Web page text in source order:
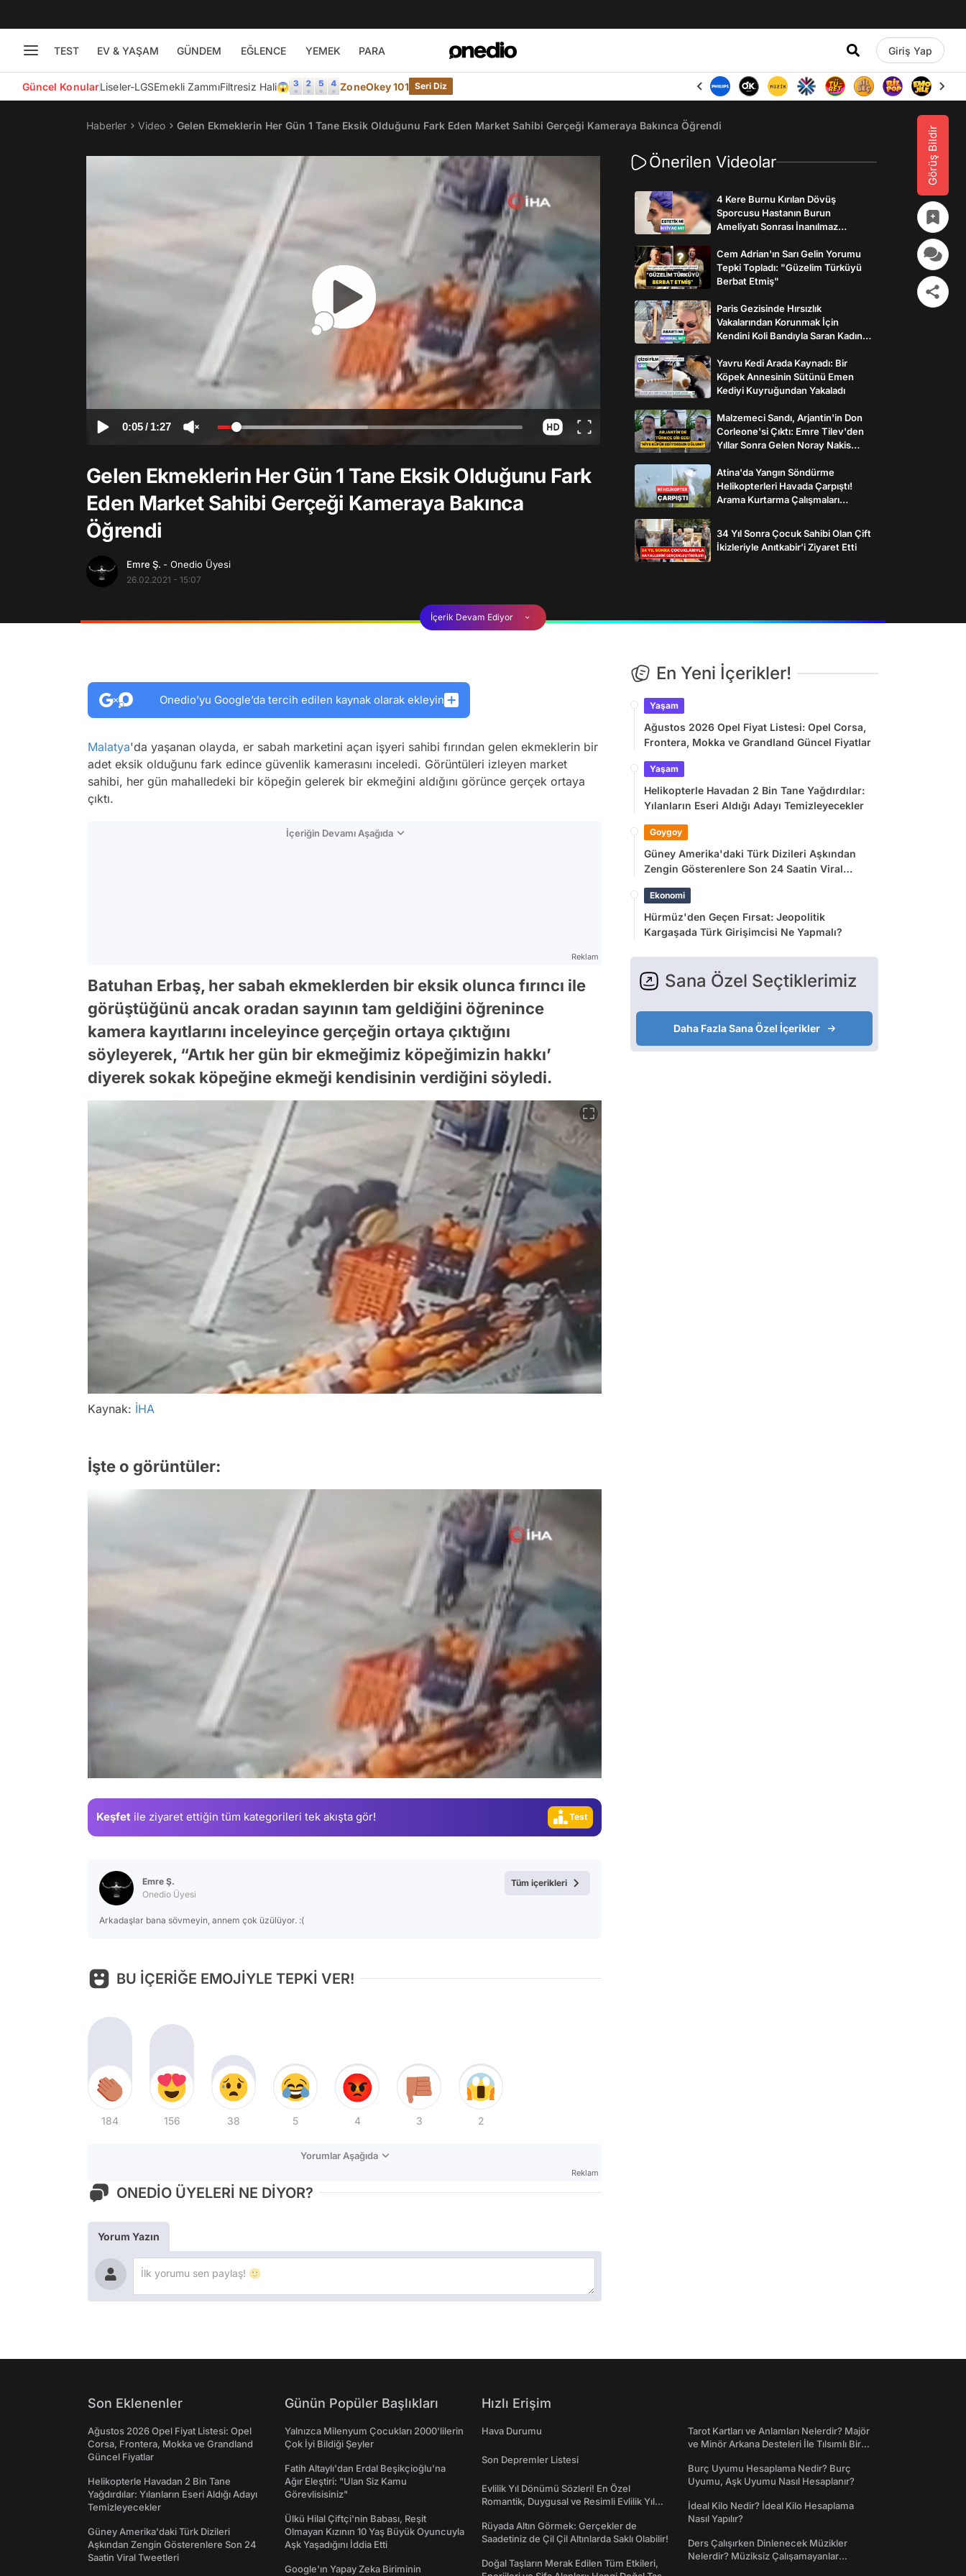
TEST EV & YAŞAM GÜNDEM EĞLENCE YEMEK PARA Giriş Yap
Güncel KonularLiseler-LGSEmekli ZammıFiltresiz Hali😱 ZoneOkey 101 Seri Diz
Görüş Bildir
Haberler Video Gelen Ekmeklerin Her Gün 1 Tane Eksik Olduğunu Fark Eden Market Sahibi Gerçeği Kameraya Bakınca Öğrendi
0:05/ 1:27
Gelen Ekmeklerin Her Gün 1 Tane Eksik Olduğunu Fark
Eden Market Sahibi Gerçeği Kameraya Bakınca
Öğrendi
Emre Ş. - Onedio Üyesi
26.02.2021 - 15:07
Önerilen Videolar
4 Kere Burnu Kırılan Dövüş
Sporcusu Hastanın Burun
Ameliyatı Sonrası İnanılmaz
Cem Adrian'ın Sarı Gelin Yorumu
Tepki Topladı: "Güzelim Türküyü
Berbat Etmiş"
Paris Gezisinde Hırsızlık
Vakalarından Korunmak İçin
Kendini Koli Bandıyla Saran Kadının
Yavru Kedi Arada Kaynadı: Bir
Köpek Annesinin Sütünü Emen
Kediyi Kuyruğundan Yakaladı
Malzemeci Sandı, Arjantin'in Don
Corleone'si Çıktı: Emre Tilev'den
Yıllar Sonra Gelen Noray Nakis
Atina'da Yangın Söndürme
Helikopterleri Havada Çarpıştı!
Arama Kurtarma Çalışmaları
34 Yıl Sonra Çocuk Sahibi Olan Çift
İkizleriyle Anıtkabir’i Ziyaret Etti
İçerik Devam Ediyor
Onedio’yu Google’da tercih edilen kaynak olarak ekleyin
Malatya'da yaşanan olayda, er sabah marketini açan işyeri sahibi fırından gelen ekmeklerin bir
adet eksik olduğunu fark edince güvenlik kamerasını inceledi. Görüntüleri izleyen market
sahibi, her gün mahalledeki bir köpeğin gelerek bir ekmeğini aldığını görünce gerçek ortaya
çıktı.
İçeriğin Devamı Aşağıda
Reklam
Batuhan Erbaş, her sabah ekmeklerden bir eksik olunca fırıncı ile
görüştüğünü ancak oradan sayının tam geldiğini öğrenince
kamera kayıtlarını inceleyince gerçeğin ortaya çıktığını
söyleyerek, “Artık her gün bir ekmeğimiz köpeğimizin hakkı’
diyerek sokak köpeğine ekmeği kendisinin verdiğini söyledi.
Kaynak: İHA
İşte o görüntüler:
Keşfet ile ziyaret ettiğin tüm kategorileri tek akışta gör!
Test
Gündem
Video
Emre Ş.
Onedio Üyesi
Arkadaşlar bana sövmeyin, annem çok üzülüyor. :(
Tüm içerikleri
BU İÇERİĞE EMOJİYLE TEPKİ VER!
184 156 38 5 4 3 2
Yorumlar Aşağıda
Reklam
ONEDİO ÜYELERİ NE DİYOR?
Yorum Yazın
En Yeni İçerikler!
Yaşam
Ağustos 2026 Opel Fiyat Listesi: Opel Corsa,
Frontera, Mokka ve Grandland Güncel Fiyatlar
Yaşam
Helikopterle Havadan 2 Bin Tane Yağdırdılar:
Yılanların Eseri Aldığı Adayı Temizleyecekler
Goygoy
Güney Amerika'daki Türk Dizileri Aşkından
Zengin Gösterenlere Son 24 Saatin Viral
Ekonomi
Hürmüz'den Geçen Fırsat: Jeopolitik
Kargaşada Türk Girişimcisi Ne Yapmalı?
Sana Özel Seçtiklerimiz
Daha Fazla Sana Özel İçerikler
Son Eklenenler
Ağustos 2026 Opel Fiyat Listesi: Opel
Corsa, Frontera, Mokka ve Grandland
Güncel Fiyatlar
Helikopterle Havadan 2 Bin Tane
Yağdırdılar: Yılanların Eseri Aldığı Adayı
Temizleyecekler
Güney Amerika'daki Türk Dizileri
Aşkından Zengin Gösterenlere Son 24
Saatin Viral Tweetleri
Günün Popüler Başlıkları
Yalnızca Milenyum Çocukları 2000'lilerin
Çok İyi Bildiği Şeyler
Fatih Altaylı'dan Erdal Beşikçioğlu'na
Ağır Eleştiri: "Ulan Siz Kamu
Görevlisisiniz"
Ülkü Hilal Çiftçi'nin Babası, Reşit
Olmayan Kızının 10 Yaş Büyük Oyuncuyla
Aşk Yaşadığını İddia Etti
Google'ın Yapay Zeka Biriminin
Hızlı Erişim
Hava Durumu
Son Depremler Listesi
Evlilik Yıl Dönümü Sözleri! En Özel
Romantik, Duygusal ve Resimli Evlilik Yıl
Rüyada Altın Görmek: Gerçekler de
Saadetiniz de Çil Çil Altınlarda Saklı Olabilir!
Doğal Taşların Merak Edilen Tüm Etkileri,
Tarot Kartları ve Anlamları Nelerdir? Majör
ve Minör Arkana Desteleri İle Tılsımlı Bir
Burç Uyumu Hesaplama Nedir? Burç
Uyumu, Aşk Uyumu Nasıl Hesaplanır?
İdeal Kilo Nedir? İdeal Kilo Hesaplama
Nasıl Yapılır?
Ders Çalışırken Dinlenecek Müzikler
Nelerdir? Müziksiz Çalışamayanlar